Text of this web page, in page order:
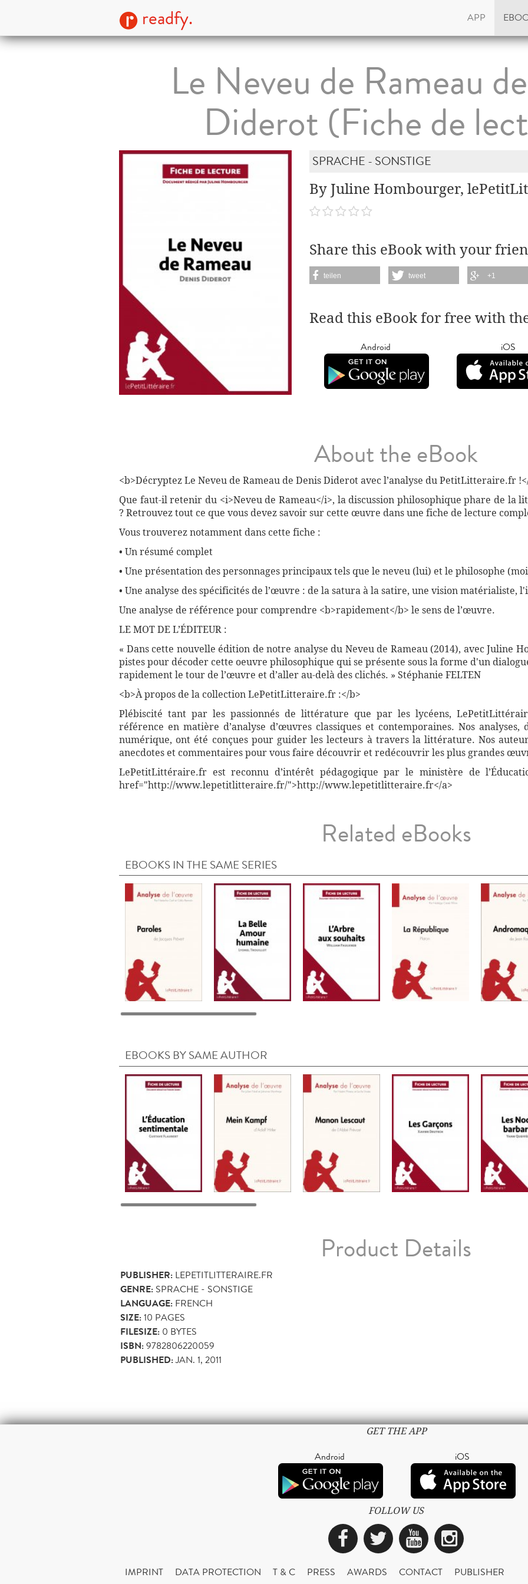
readfy. APP
Le Neveu de Rameau
Diderot (Fiche de
SPRACHE - SONSTIGE
By Juline Hombourger,
Share this eBook with your
teilen tweet +1
Read this eBook for free with
Android iOS
About the eBook
<b>Décryptez Le Neveu de Rameau de Denis Diderot avec l’analyse du PetitLitteraire.fr
Que faut-il retenir du <i>Neveu de Rameau</i>, la discussion philosophique phare de la
? Retrouvez tout ce que vous devez savoir sur cette œuvre dans une fiche de lecture
Vous trouverez notamment dans cette fiche :
• Un résumé complet
• Une présentation des personnages principaux tels que le neveu (lui) et le philosophe
• Une analyse des spécificités de l’œuvre : de la satura à la satire, une vision matérialiste,
Une analyse de référence pour comprendre <b>rapidement</b> le sens de l’œuvre.
LE MOT DE L’ÉDITEUR :
« Dans cette nouvelle édition de notre analyse du Neveu de Rameau (2014), avec Juline
pistes pour décoder cette oeuvre philosophique qui se présente sous la forme d'un
rapidement le tour de l’œuvre et d’aller au-delà des clichés. » Stéphanie FELTEN
<b>À propos de la collection LePetitLitteraire.fr :</b>
Plébiscité tant par les passionnés de littérature que par les lycéens,
référence en matière d’analyse d’œuvres classiques et contemporaines. Nos
numérique, ont été conçues pour guider les lecteurs à travers la littérature. Nos
anecdotes et commentaires pour vous faire découvrir et redécouvrir les plus grandes
LePetitLittéraire.fr est reconnu d’intérêt pédagogique par le ministère de
href="http://www.lepetitlitteraire.fr/">http://www.lepetitlitteraire.fr</a>
Related eBooks
EBOOKS IN THE SAME SERIES
EBOOKS BY SAME AUTHOR
Product Details
PUBLISHER: LEPETITLITTERAIRE.FR
GENRE: SPRACHE - SONSTIGE
LANGUAGE: FRENCH
SIZE:10 PAGES
FILESIZE: 0 BYTES
ISBN:9782806220059
PUBLISHED:JAN. 1, 2011
GET THE APP
Android iOS
FOLLOW US
Facebook
TwitterYouTube
IMPRINT DATA PROTECTION T & C PRESS AWARDS CONTACT PUBLISHER